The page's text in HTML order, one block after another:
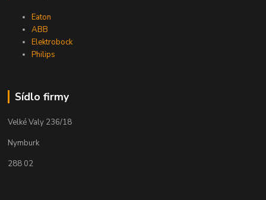
Eaton
ABB
Elektrobock
Philips
Sídlo firmy
Velké Valy 236/18
Nymburk
288 02